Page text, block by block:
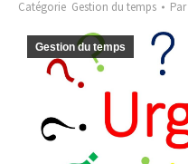
Catégorie Gestion du temps Par
Gestion du temps